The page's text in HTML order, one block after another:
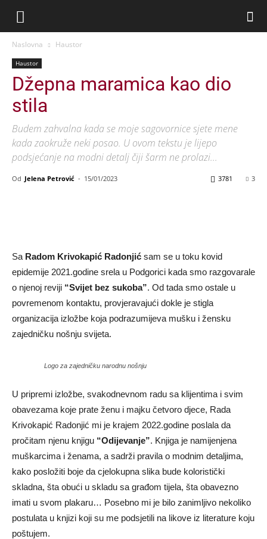
Naslovna Haustor
Haustor
Džepna maramica kao dio
stila
Budem zahvalna kada se moje sagovornice sjete mene
kada zaokruže neki posao. U ovom tekstu je lijepo
podsjećanje na modni detalj čiji šarm ne prolazi...
Od Jelena Petrović - 15/01/2023 3
3781
Sa Radom Krivokapić Radonjić sam se u toku kovid
epidemije 2021.godine srela u Podgorici kada smo razgovarale
o njenoj reviji “Svijet bez sukoba”. Od tada smo ostale u
povremenom kontaktu, provjeravajući dokle je stigla
organizacija izložbe koja podrazumijeva mušku i žensku
zajedničku nošnju svijeta.
Logo za zajedničku narodnu nošnju
U pripremi izložbe, svakodnevnom radu sa klijentima i svim
obavezama koje prate ženu i majku četvoro djece, Rada
Krivokapić Radonjić mi je krajem 2022.godine poslala da
pročitam njenu knjigu “Odijevanje”. Knjiga je namijenjena
muškarcima i ženama, a sadrži pravila o modnim detaljima,
kako posložiti boje da cjelokupna slika bude koloristički
skladna, šta obući u skladu sa građom tijela, šta obavezno
imati u svom plakaru… Posebno mi je bilo zanimljivo nekoliko
postulata u knjizi koji su me podsjetili na likove iz literature koju
poštujem.